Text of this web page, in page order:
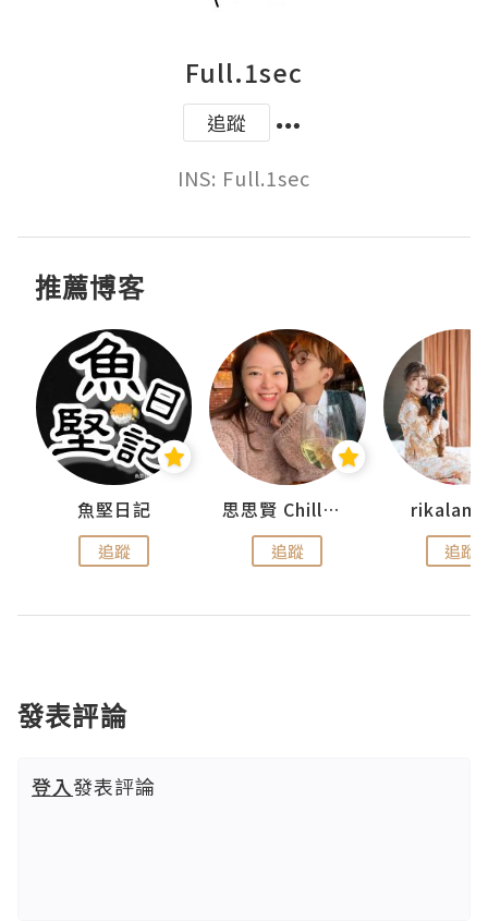
Full.1sec
追蹤
INS: Full.1sec
推薦博客
魚堅日記
追蹤
思思賢 ChillMyBabe
追蹤 追蹤
發表評論
登入發表評論